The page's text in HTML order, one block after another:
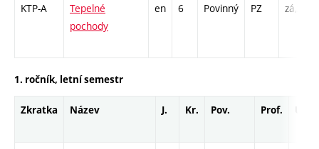
KTP-A
Tepelné
pochody
en 6 Povinný PZ zá,zk
1. ročník, letní semestr
Zkratka Název J. Kr. Pov. Prof.